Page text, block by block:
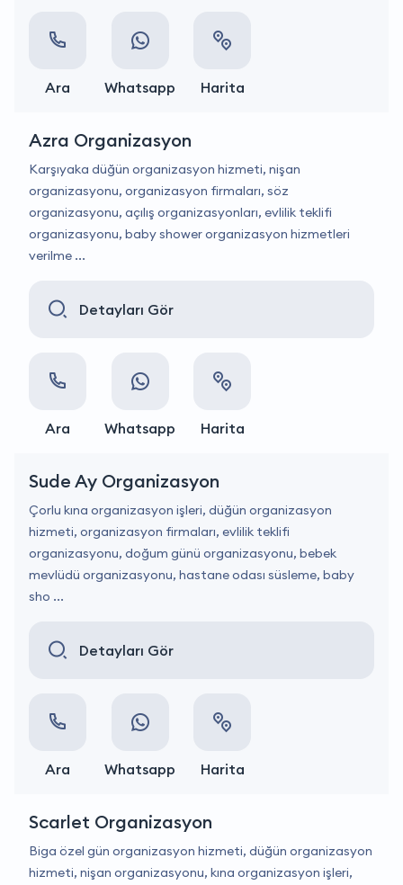
Ara Whatsapp Harita
Azra Organizasyon
Karşıyaka düğün organizasyon hizmeti, nişan
organizasyonu, organizasyon firmaları, söz
organizasyonu, açılış organizasyonları, evlilik teklifi
organizasyonu, baby shower organizasyon hizmetleri
verilme ...
Detayları Gör
Ara Whatsapp Harita
Sude Ay Organizasyon
Çorlu kına organizasyon işleri, düğün organizasyon
hizmeti, organizasyon firmaları, evlilik teklifi
organizasyonu, doğum günü organizasyonu, bebek
mevlüdü organizasyonu, hastane odası süsleme, baby
sho ...
Detayları Gör
Ara Whatsapp Harita
Scarlet Organizasyon
Biga özel gün organizasyon hizmeti, düğün organizasyon
hizmeti, nişan organizasyonu, kına organizasyon işleri,